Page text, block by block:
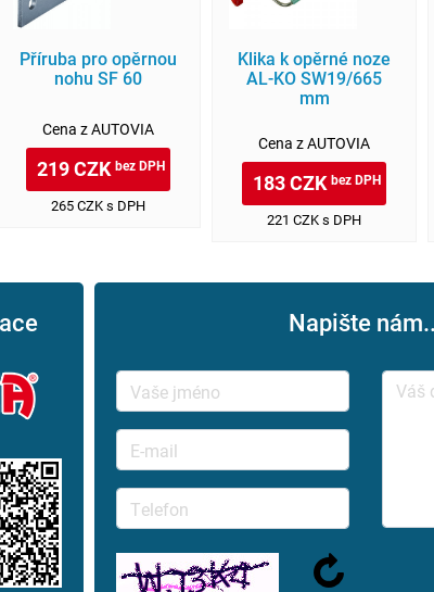
Příruba pro opěrnou
nohu SF 60
Cena z AUTOVIA
219 CZKbez DPH
265 CZK s DPH
Klika k opěrné noze
AL-KO SW19/665
mm
Cena z AUTOVIA
183 CZKbez DPH
221 CZK s DPH
Napište